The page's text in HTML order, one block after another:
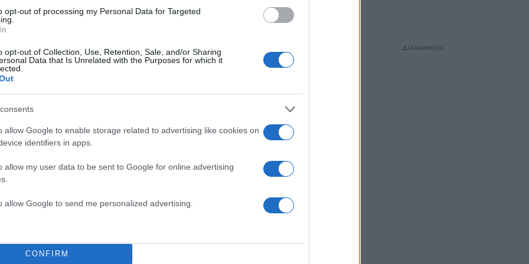
opt-out of processing my Personal Data for Targeted
opt-out of Collection, Use, Retention, Sale, and/or Sharing
Data that Is Unrelated with the Purposes for which it
allow Google to enable storage related to advertising like cookies on
identifiers in apps.
allow my user data to be sent to Google for online advertising
allow Google to send me personalized advertising.
CONFIRM
κατά τις οποίες δε γίνονται γάμοι και
(Ύψωση του Τιμίου Σταυρού)
Δεκεμβρίου (Νηστεία Χριστουγέννων)
Δευτέρα μέχρι Μεγάλο Σάββατο)
ΔΙΑΦΗΜΙΣΗ